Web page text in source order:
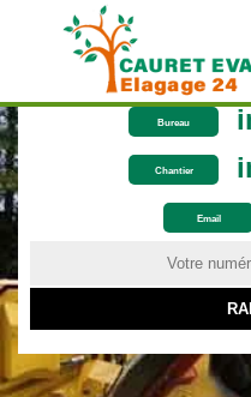
Bureau
Chantier
Email
ON VOUS